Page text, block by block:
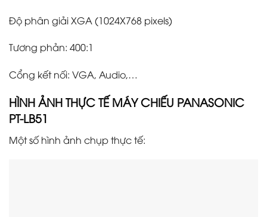
Độ phân giải XGA (1024X768 pixels)
Tương phản: 400:1
Cổng kết nối: VGA, Audio,…
HÌNH ẢNH THỰC TẾMÁY CHIẾU PANASONIC
PT-LB51
Một số hình ảnh chụp thực tế: